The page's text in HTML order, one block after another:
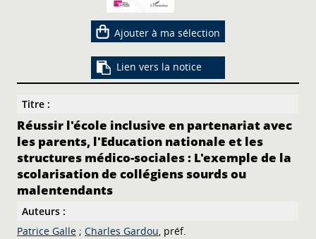
Ajouter à ma sélection
Lien vers la notice
Titre :
Réussir l'école inclusive en partenariat avec
les parents, l'Education nationale et les
structures médico-sociales : L'exemple de la
scolarisation de collégiens sourds ou
malentendants
Auteurs :
Patrice Galle ;Charles Gardou, préf.